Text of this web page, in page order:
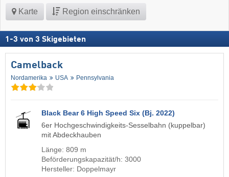
Karte Region einschränken
1 -3 von 3 Skigebieten
Camelback
Nordamerika USA Pennsylvania
Black Bear 6 High Speed Six (Bj. 2022)
6er Hochgeschwindigkeits-Sesselbahn (kuppelbar)
mit Abdeckhauben
Länge: 809 m
Beförderungskapazität/h: 3000
Hersteller: Doppelmayr